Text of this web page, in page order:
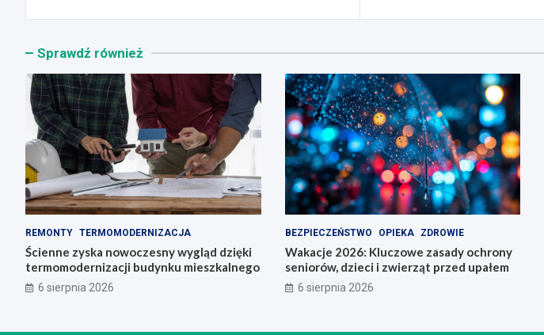
Sprawdź również
REMONTY TERMOMODERNIZACJA
Ścienne zyska nowoczesny wygląd dzięki
termomodernizacji budynku mieszkalnego
6 sierpnia 2026
BEZPIECZEŃSTWO OPIEKA ZDROWIE
Wakacje 2026: Kluczowe zasady ochrony
seniorów, dzieci i zwierząt przed upałem
6 sierpnia 2026